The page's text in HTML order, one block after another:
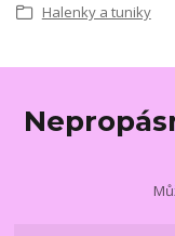
Halenky a tuniky